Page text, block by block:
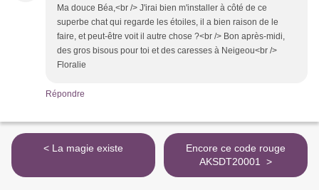
Ma douce Béa,<br /> J'irai bien m'installer à côté de ce
superbe chat qui regarde les étoiles, il a bien raison de le
faire, et peut-être voit il autre chose ?<br /> Bon après-midi,
des gros bisous pour toi et des caresses à Neigeou<br />
Floralie
Répondre
< La magie existe
Encore ce code rouge
AKSDT20001 >